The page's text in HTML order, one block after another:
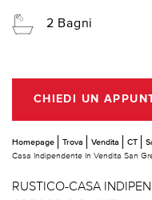
2 Bagni
CHIEDI UN
Homepage Trova Vendita CT
Casa Indipendente In Vendita San
RUSTICO-CASA